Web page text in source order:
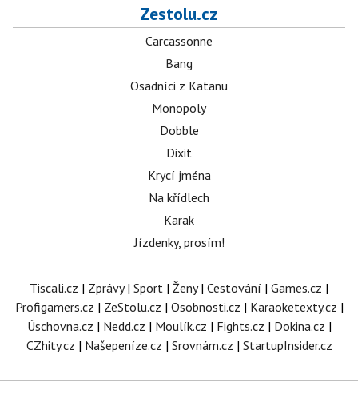
Zestolu.cz
Carcassonne
Bang
Osadníci z Katanu
Monopoly
Dobble
Dixit
Krycí jména
Na křídlech
Karak
Jízdenky, prosím!
Tiscali.cz | Zprávy| Sport | Ženy| Cestování | Games.cz |
Profigamers.cz | ZeStolu.cz | Osobnosti.cz | Karaoketexty.cz |
Úschovna.cz | Nedd.cz | Moulík.cz | Fights.cz | Dokina.cz |
CZhity.cz | Našepeníze.cz | Srovnám.cz | StartupInsider.cz